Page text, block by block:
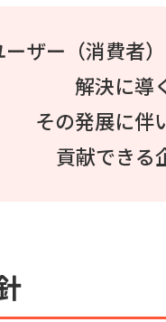
ザー（消費者
解決に導
その発展に伴
貢献できる